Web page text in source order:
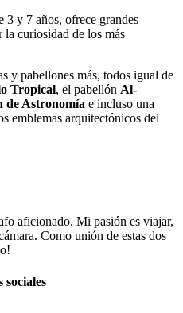
3 y 7 años, ofrece grandes
la curiosidad de los más
y pabellones más, todos igual de
Tropical, el pabellón Al-
de Astronomía e incluso una
emblemas arquitectónicos del
aficionado. Mi pasión es viajar,
Como unión de estas dos
sociales